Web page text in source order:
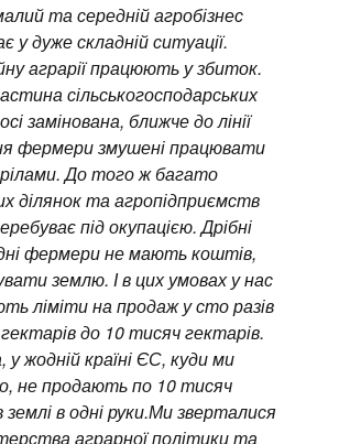
та середній агробізнес
у дуже складній ситуації.
аграрії працюють у збиток.
сільськогосподарських
замінована, ближче до лінії
фермери змушені працювати
До того ж багато
ділянок та агропідприємств
під окупацією. Дрібні
фермери не мають коштів,
землю. І в цих умовах у нас
ліміти на продаж у сто разів
до 10 тисяч гектарів.
у жодній країні ЄС, куди ми
не продають по 10 тисяч
в одні руки.Ми зверталися
аграрної політики та